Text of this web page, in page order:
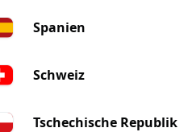
Spanien
Schweiz
Tschechische Republik